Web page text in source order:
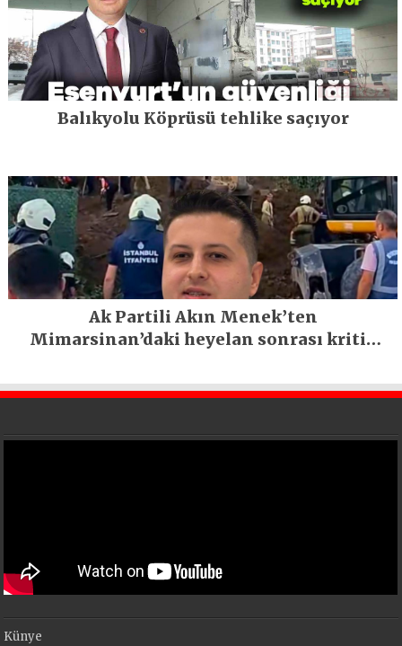
Balıkyolu Köprüsü tehlike saçıyor
Ak Partili Akın Menek’ten
Mimarsinan’daki heyelan sonrası kritik
Künye